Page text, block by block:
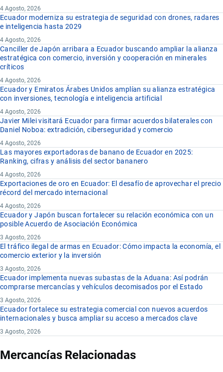
4 Agosto, 2026
Ecuador moderniza su estrategia de seguridad con drones, radares
e inteligencia hasta 2029
4 Agosto, 2026
Canciller de Japón arribara a Ecuador buscando ampliar la alianza
estratégica con comercio, inversión y cooperación en minerales
críticos
4 Agosto, 2026
Ecuador y Emiratos Árabes Unidos amplían su alianza estratégica
con inversiones, tecnología e inteligencia artificial
4 Agosto, 2026
Javier Milei visitará Ecuador para firmar acuerdos bilaterales con
Daniel Noboa: extradición, ciberseguridad y comercio
4 Agosto, 2026
Las mayores exportadoras de banano de Ecuador en 2025:
Ranking, cifras y análisis del sector bananero
4 Agosto, 2026
Exportaciones de oro en Ecuador: El desafío de aprovechar el precio
récord del mercado internacional
4 Agosto, 2026
Ecuador y Japón buscan fortalecer su relación económica con un
posible Acuerdo de Asociación Económica
3 Agosto, 2026
El tráfico ilegal de armas en Ecuador: Cómo impacta la economía, el
comercio exterior y la inversión
3 Agosto, 2026
Ecuador implementa nuevas subastas de la Aduana: Así podrán
comprarse mercancías y vehículos decomisados por el Estado
3 Agosto, 2026
Ecuador fortalece su estrategia comercial con nuevos acuerdos
internacionales y busca ampliar su acceso a mercados clave
3 Agosto, 2026
Mercancías Relacionadas